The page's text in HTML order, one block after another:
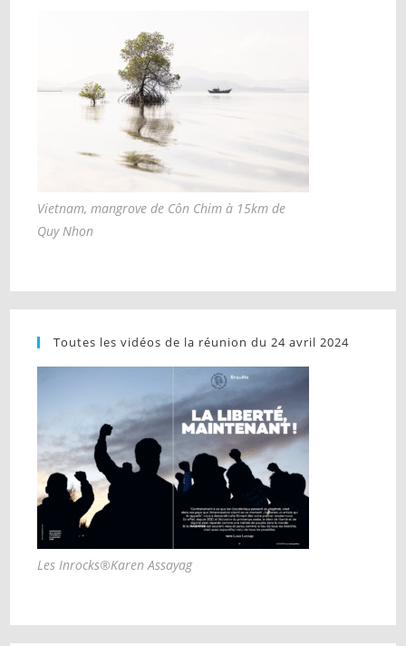
Vietnam, mangrove de Côn Chim à 15km de
Quy Nhon
Toutes les vidéos de la réunion du 24 avril 2024
Les Inrocks®Karen Assayag